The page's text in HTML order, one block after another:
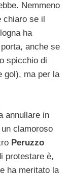
Nemmeno
chiaro se il
ha
anche se
spicchio di
gol), ma per la
annullare in
clamoroso
Peruzzo
protestare è,
ha meritato la